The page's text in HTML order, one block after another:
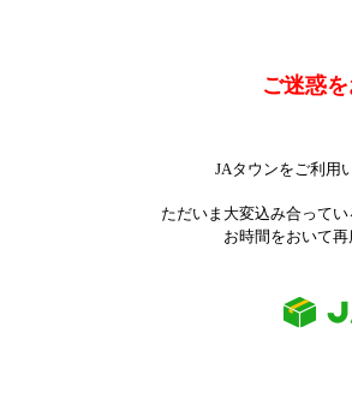
ご迷惑
JAタウンをご利用
ただいま大変込み合って
お時間をおいて